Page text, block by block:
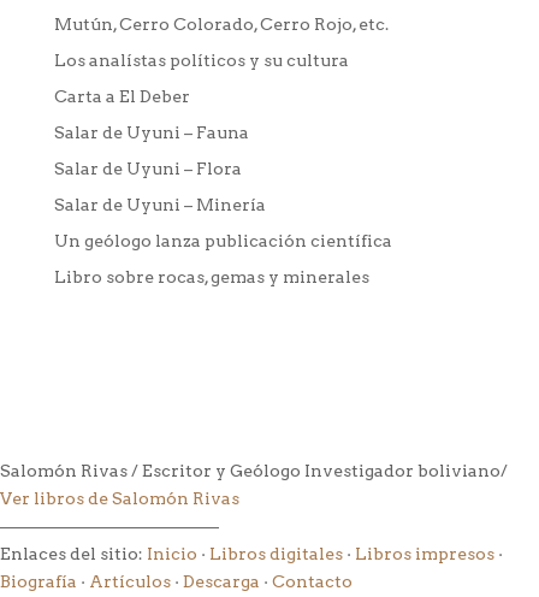
Mutún, Cerro Colorado, Cerro Rojo, etc.
Los analístas políticos y su cultura
Carta a El Deber
Salar de Uyuni – Fauna
Salar de Uyuni – Flora
Salar de Uyuni – Minería
Un geólogo lanza publicación científica
Libro sobre rocas, gemas y minerales
Salomón Rivas / Escritor y Geólogo Investigador boliviano/
Ver libros de Salomón Rivas
––––––––––––––––––––––––––
Enlaces del sitio: Inicio · Libros digitales · Libros impresos ·
Biografía · Artículos · Descarga · Contacto